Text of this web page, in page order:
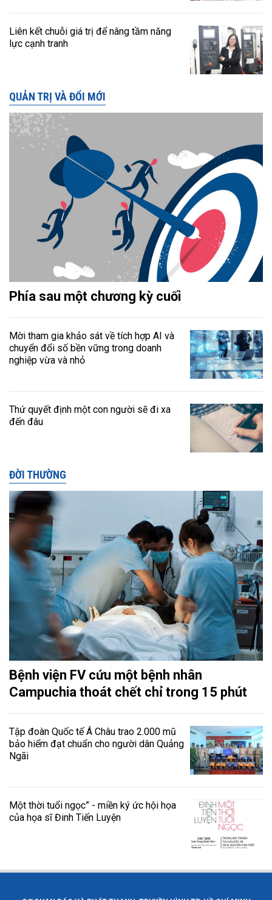
Liên kết chuỗi giá trị để nâng tầm năng
lực cạnh tranh
QUẢN TRỊ VÀ ĐỔI MỚI
Phía sau một chương kỳ cuối
Mời tham gia khảo sát về tích hợp AI và
chuyển đổi số bền vững trong doanh
nghiệp vừa và nhỏ
Thứ quyết định một con người sẽ đi xa
đến đâu
ĐỜI THƯỜNG
Bệnh viện FV cứu một bệnh nhân
Campuchia thoát chết chỉ trong 15 phút
Tập đoàn Quốc tế Á Châu trao 2.000 mũ
bảo hiểm đạt chuẩn cho người dân Quảng
Ngãi
Một thời tuổi ngọc” - miền ký ức hội họa
của họa sĩ Đinh Tiến Luyện